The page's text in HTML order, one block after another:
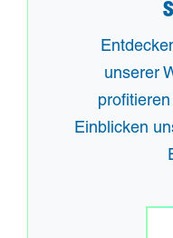
unserer
Einblicken